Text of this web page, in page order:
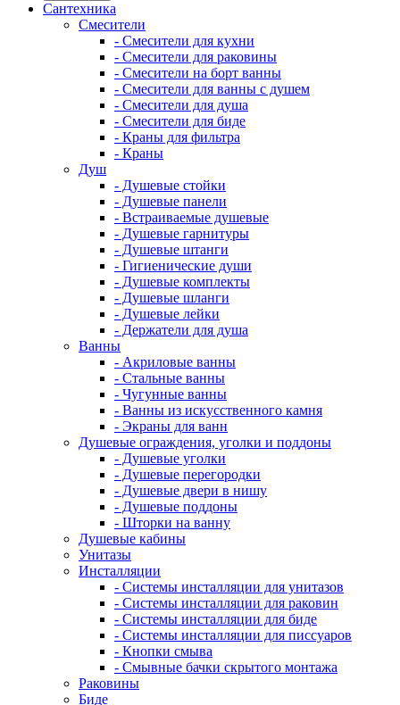
Сантехника
Смесители
- Смесители для кухни
- Смесители для раковины
- Смесители на борт ванны
- Смесители для ванны с душем
- Смесители для душа
- Смесители для биде
- Краны для фильтра
- Краны
Душ
- Душевые стойки
- Душевые панели
- Встраиваемые душевые
- Душевые гарнитуры
- Душевые штанги
- Гигиенические души
- Душевые комплекты
- Душевые шланги
- Душевые лейки
- Держатели для душа
Ванны
- Акриловые ванны
- Стальные ванны
- Чугунные ванны
- Ванны из искусственного камня
- Экраны для ванн
Душевые ограждения, уголки и поддоны
- Душевые уголки
- Душевые перегородки
- Душевые двери в нишу
- Душевые поддоны
- Шторки на ванну
Душевые кабины
Унитазы
Инсталляции
- Системы инсталляции для унитазов
- Системы инсталляции для раковин
- Системы инсталляции для биде
- Системы инсталляции для писсуаров
- Кнопки смыва
- Смывные бачки скрытого монтажа
Раковины
Биде